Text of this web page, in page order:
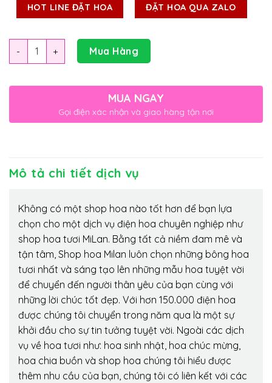
HOT LINE ĐẶT HOA ĐẶT HOA QUA ZALO
Số lượng Mua Hàng
MUA NGAY
Gọi điện xác nhận và giao hàng tận nơi
Mô tả chi tiết dịch vụ
Không có một shop hoa nào tốt hơn để bạn lựa
chọn cho một dịch vụ điện hoa chuyên nghiệp như
shop hoa tươi MiLan. Bằng tất cả niềm đam mê và
tận tâm, Shop hoa Milan luôn chọn những bông hoa
tươi nhất và sáng tạo lên những mẫu hoa tuyệt vời
để chuyển đến người thân yêu của bạn cùng với
những lời chúc tốt đẹp. Với hơn 150.000 điện hoa
được chúng tôi chuyển trong năm qua là một sự
khởi đầu cho sự tin tưởng tuyệt vời. Ngoài các dịch
vụ về hoa tươi như: hoa sinh nhật, hoa chúc mừng,
hoa chia buồn và shop hoa chúng tôi hiểu được
thêm nhu cầu của bạn, chúng tôi có liên kết với các